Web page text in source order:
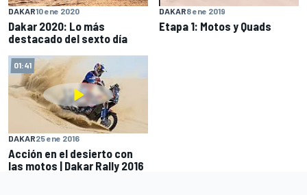
DAKAR10 ene 2020
Dakar 2020: Lo más
destacado del sexto día
DAKAR8 ene 2019
Etapa 1: Motos y Quads
01:41
DAKAR25 ene 2016
Acción en el desierto con
las motos | Dakar Rally 2016